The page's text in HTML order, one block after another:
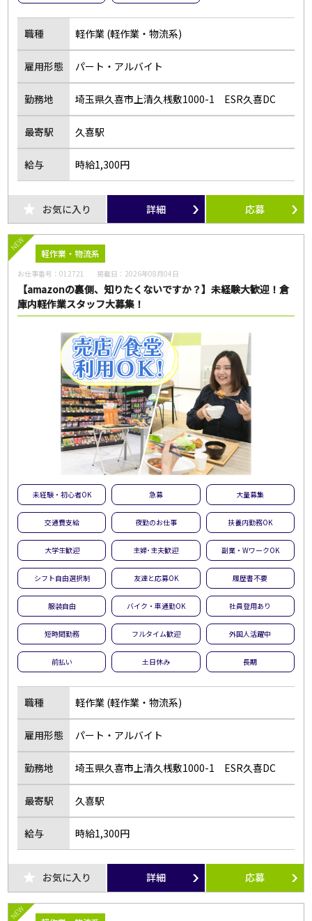
職種 軽作業 (軽作業・物流系)
雇用形態 パート・アルバイト
勤務地 埼玉県久喜市上清久桟敷1000-1 ESR久喜DC
最寄駅 久喜駅
給与 時給1,300円
お気に入り 詳細 応募
NEW
軽作業・物流系
お仕事番号：012721 掲載日： 2026年08月04日
【amazonの裏側、知りたくないですか？】未経験大歓迎！倉
庫内軽作業スタッフ大募集！
未経験・初心者OK 急募 大量募集
交通費支給 夜勤のお仕事 扶養内勤務OK
大学生歓迎 主婦･主夫歓迎 副業・WワークOK
シフト自由選択制 友達と応募OK 履歴書不要
服装自由 バイク・車通勤OK 社員登用あり
短時間勤務 フルタイム歓迎 外国人活躍中
前払い 土日休み 長期
職種 軽作業 (軽作業・物流系)
雇用形態 パート・アルバイト
勤務地 埼玉県久喜市上清久桟敷1000-1 ESR久喜DC
最寄駅 久喜駅
給与 時給1,300円
お気に入り 詳細 応募
NEW